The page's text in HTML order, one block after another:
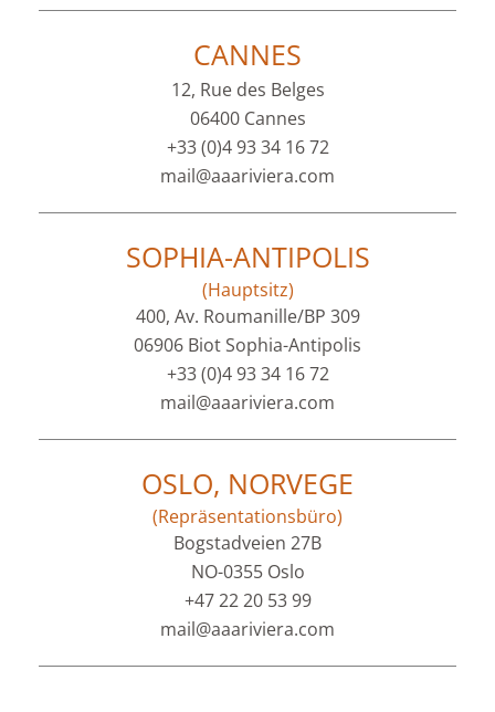
CANNES
12, Rue des Belges
06400 Cannes
+33 (0)4 93 34 16 72
mail@aaariviera.com
SOPHIA-ANTIPOLIS
(Hauptsitz)
400, Av. Roumanille/BP 309
06906 Biot Sophia-Antipolis
+33 (0)4 93 34 16 72
mail@aaariviera.com
OSLO, NORVEGE
(Repräsentationsbüro)
Bogstadveien 27B
NO-0355 Oslo
+47 22 20 53 99
mail@aaariviera.com